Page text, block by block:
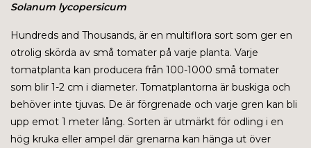
Solanum lycopersicum
Hundreds and Thousands, är en multiflora sort som ger en
otrolig skörda av små tomater på varje planta. Varje
tomatplanta kan producera från 100-1000 små tomater
som blir 1-2 cm i diameter. Tomatplantorna är buskiga och
behöver inte tjuvas. De är förgrenade och varje gren kan bli
upp emot 1 meter lång. Sorten är utmärkt för odling i en
hög kruka eller ampel där grenarna kan hänga ut över